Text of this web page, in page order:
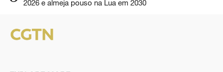
2026 e almeja pouso na Lua em 2030